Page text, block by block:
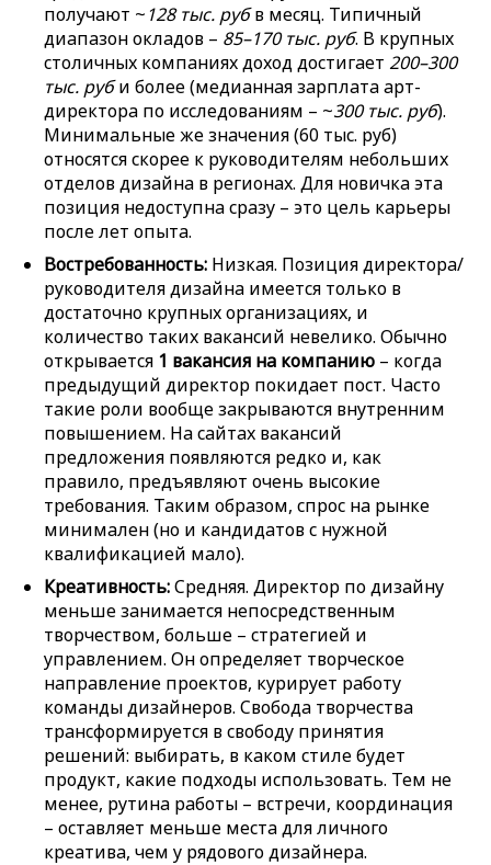
получают ~ 128 тыс. рубв месяц. Типичный
диапазон окладов – 85–170 тыс. руб. В крупных
столичных компаниях доход достигает 200–300
тыс. руби более (медианная зарплата арт-
директора по исследованиям – ~300 тыс. руб).
Минимальные же значения (60 тыс. руб)
относятся скорее к руководителям небольших
отделов дизайна в регионах. Для новичка эта
позиция недоступна сразу – это цель карьеры
после лет опыта.
Востребованность: Низкая. Позиция директора/
руководителя дизайна имеется только в
достаточно крупных организациях, и
количество таких вакансий невелико. Обычно
открывается 1 вакансия на компанию – когда
предыдущий директор покидает пост. Часто
такие роли вообще закрываются внутренним
повышением. На сайтах вакансий
предложения появляются редко и, как
правило, предъявляют очень высокие
требования. Таким образом, спрос на рынке
минимален (но и кандидатов с нужной
квалификацией мало).
Креативность:Средняя. Директор по дизайну
меньше занимается непосредственным
творчеством, больше – стратегией и
управлением. Он определяет творческое
направление проектов, курирует работу
команды дизайнеров. Свобода творчества
трансформируется в свободу принятия
решений: выбирать, в каком стиле будет
продукт, какие подходы использовать. Тем не
менее, рутина работы – встречи, координация
– оставляет меньше места для личного
креатива, чем у рядового дизайнера.